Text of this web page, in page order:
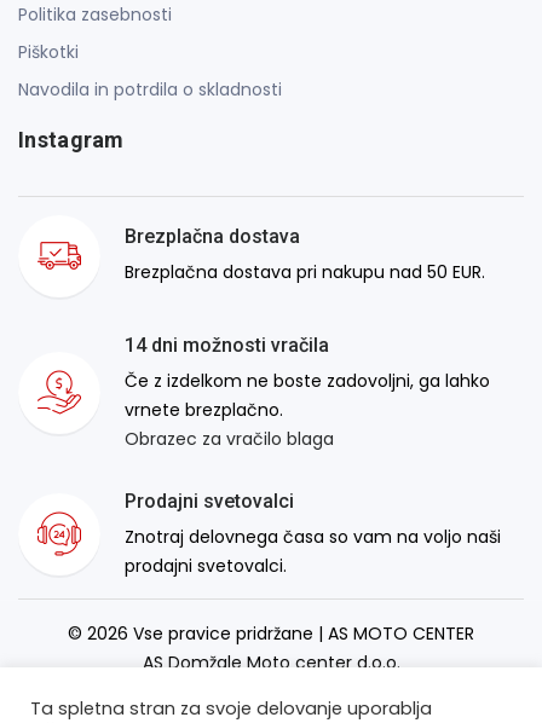
Politika zasebnosti
Piškotki
Navodila in potrdila o skladnosti
Instagram
Brezplačna dostava
Brezplačna dostava pri nakupu nad 50 EUR.
14 dni možnosti vračila
Če z izdelkom ne boste zadovoljni, ga lahko
vrnete brezplačno.
Obrazec za vračilo blaga
Prodajni svetovalci
Znotraj delovnega časa so vam na voljo naši
prodajni svetovalci.
© 2026 Vse pravice pridržane | AS MOTO CENTER
AS Domžale Moto center d.o.o.
Ta spletna stran za svoje delovanje uporablja